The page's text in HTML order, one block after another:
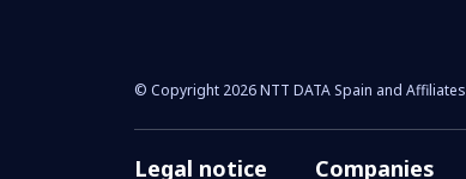
© Copyright 2026 NTT DATA Spain and Affiliates
Legal notice Companies